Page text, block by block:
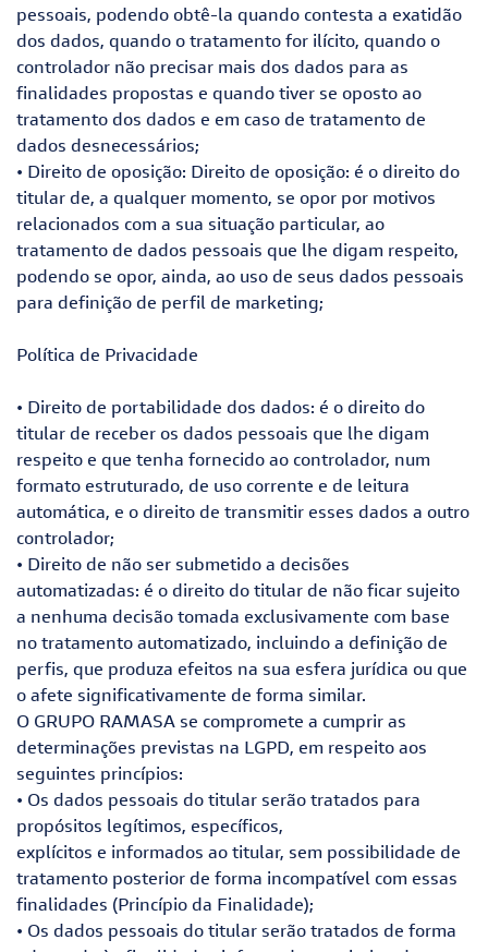
pessoais, podendo obtê-la quando contesta a exatidão
dos dados, quando o tratamento for ilícito, quando o
controlador não precisar mais dos dados para as
finalidades propostas e quando tiver se oposto ao
tratamento dos dados e em caso de tratamento de
dados desnecessários;
• Direito de oposição: Direito de oposição: é o direito do
titular de, a qualquer momento, se opor por motivos
relacionados com a sua situação particular, ao
tratamento de dados pessoais que lhe digam respeito,
podendo se opor, ainda, ao uso de seus dados pessoais
para definição de perfil de marketing;
Política de Privacidade
• Direito de portabilidade dos dados: é o direito do
titular de receber os dados pessoais que lhe digam
respeito e que tenha fornecido ao controlador, num
formato estruturado, de uso corrente e de leitura
automática, e o direito de transmitir esses dados a outro
controlador;
• Direito de não ser submetido a decisões
automatizadas: é o direito do titular de não ficar sujeito
a nenhuma decisão tomada exclusivamente com base
no tratamento automatizado, incluindo a definição de
perfis, que produza efeitos na sua esfera jurídica ou que
o afete significativamente de forma similar.
O GRUPO RAMASA se compromete a cumprir as
determinações previstas na LGPD, em respeito aos
seguintes princípios:
• Os dados pessoais do titular serão tratados para
propósitos legítimos, específicos,
explícitos e informados ao titular, sem possibilidade de
tratamento posterior de forma incompatível com essas
finalidades (Princípio da Finalidade);
• Os dados pessoais do titular serão tratados de forma